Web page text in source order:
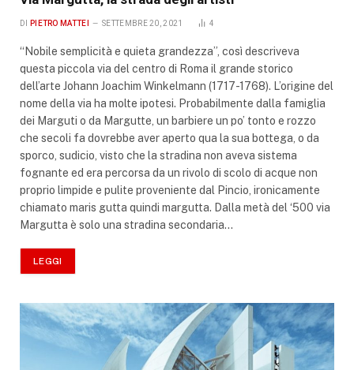
DI PIETRO MATTEI SETTEMBRE 20, 2021 4
“Nobile semplicità e quieta grandezza”, così descriveva
questa piccola via del centro di Roma il grande storico
dell’arte Johann Joachim Winkelmann (1717-1768). L’origine del
nome della via ha molte ipotesi. Probabilmente dalla famiglia
dei Marguti o da Margutte, un barbiere un po’ tonto e rozzo
che secoli fa dovrebbe aver aperto qua la sua bottega, o da
sporco, sudicio, visto che la stradina non aveva sistema
fognante ed era percorsa da un rivolo di scolo di acque non
proprio limpide e pulite proveniente dal Pincio, ironicamente
chiamato maris gutta quindi margutta. Dalla metà del ‘500 via
Margutta è solo una stradina secondaria…
LEGGI